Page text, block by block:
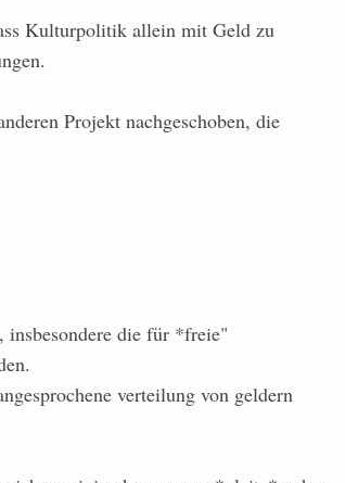
Kulturpolitik allein mit Geld zu
Projekt nachgeschoben, die
die für *freie"
verteilung von geldern